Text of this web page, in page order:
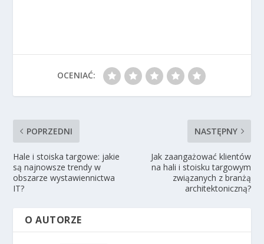
OCENIAĆ:
POPRZEDNI
Hale i stoiska targowe: jakie
są najnowsze trendy w
obszarze wystawiennictwa
IT?
NASTĘPNY
Jak zaangażować klientów
na hali i stoisku targowym
związanych z branżą
architektoniczną?
O AUTORZE